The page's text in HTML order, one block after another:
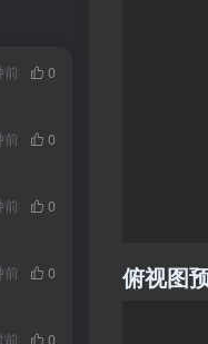
前
0
0
0
0
前 0
俯视图